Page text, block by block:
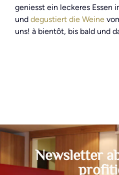
geniesst ein leckeres Essen
und degustiert die Weine
uns! à bientôt, bis bald und
Newsletter